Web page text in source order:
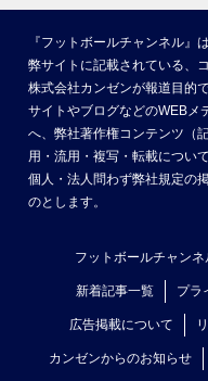
『フットボールチャンネル』
弊サイトに記載されている、
株式会社カンゼンが報道目的
サイトやブログなどのWEBメ
へ、弊社著作権コンテンツ（
用・流用・複写・転載につい
個人・法人問わず弊社規定の
のとします。
フットボールチャンネ
新着記事一覧 プラ
広告掲載について
カンゼンからのお知らせ